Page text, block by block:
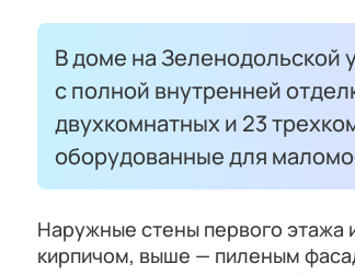
В доме на Зеленодольской
с полной внутренней
двухкомнатных и 23
оборудованные для
Наружные стены первого этажа
кирпичом, выше — пиленым